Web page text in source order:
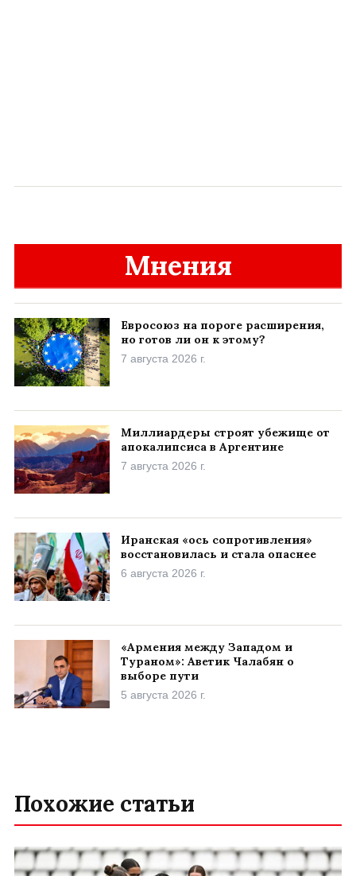
Мнения
Евросоюз на пороге расширения,
но готов ли он к этому?
7 августа 2026 г.
Миллиардеры строят убежище от
апокалипсиса в Аргентине
7 августа 2026 г.
Иранская «ось сопротивления»
восстановилась и стала опаснее
6 августа 2026 г.
«Армения между Западом и
Тураном»: Аветик Чалабян о
выборе пути
5 августа 2026 г.
Похожие статьи